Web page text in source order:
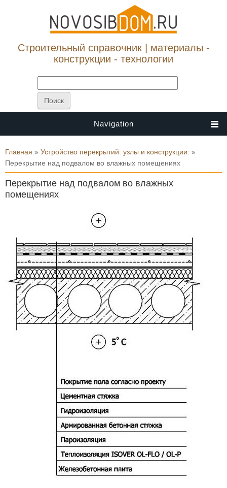
Строительный справочник | материалы -
конструкции - технологии
Navigation
Вы здесь
Главная » Устройство перекрытий: узлы и конструкции: »
Перекрытие над подвалом во влажных помещениях
Перекрытие над подвалом во влажных
помещениях